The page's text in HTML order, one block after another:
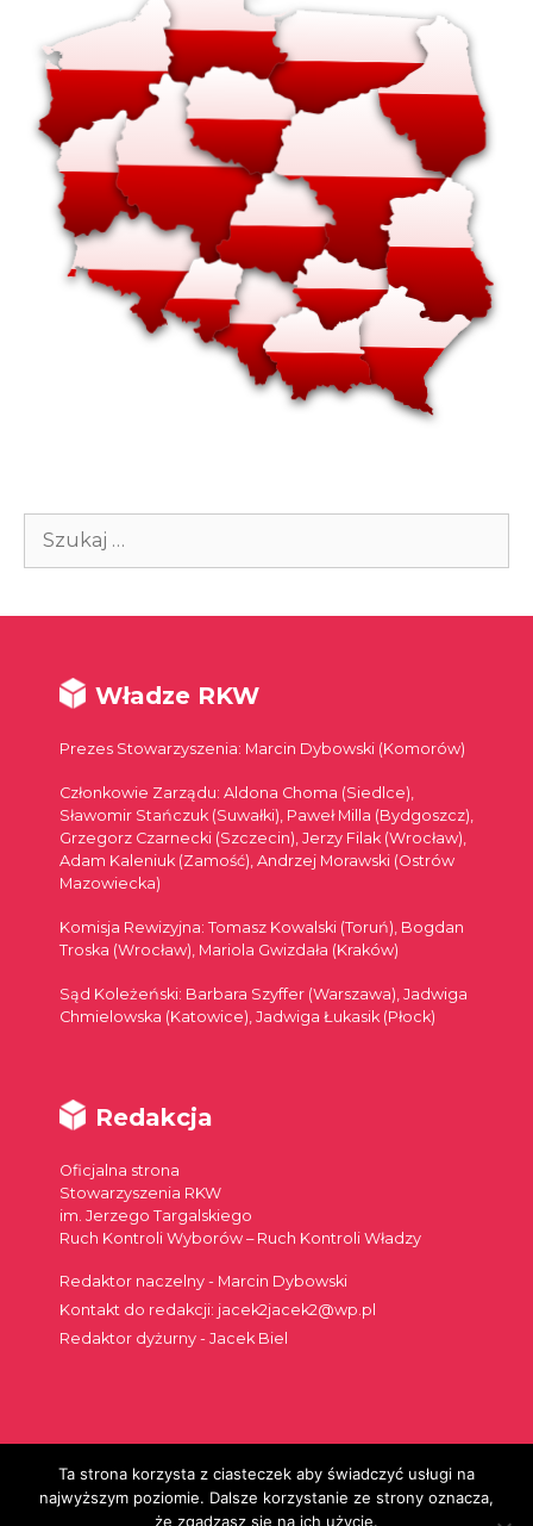
Szukaj:
Władze RKW
Prezes Stowarzyszenia: Marcin Dybowski (Komorów)
Członkowie Zarządu: Aldona Choma (Siedlce),
Sławomir Stańczuk (Suwałki), Paweł Milla (Bydgoszcz),
Grzegorz Czarnecki (Szczecin), Jerzy Filak (Wrocław),
Adam Kaleniuk (Zamość), Andrzej Morawski (Ostrów
Mazowiecka)
Komisja Rewizyjna: Tomasz Kowalski (Toruń), Bogdan
Troska (Wrocław), Mariola Gwizdała (Kraków)
Sąd Koleżeński: Barbara Szyffer (Warszawa), Jadwiga
Chmielowska (Katowice), Jadwiga Łukasik (Płock)
Redakcja
Oficjalna strona
Stowarzyszenia RKW
im. Jerzego Targalskiego
Ruch Kontroli Wyborów – Ruch Kontroli Władzy
Redaktor naczelny - Marcin Dybowski
Kontakt do redakcji: jacek2jacek2@wp.pl
Redaktor dyżurny - Jacek Biel
Szukaj:
Ta strona korzysta z ciasteczek aby świadczyć usługi na
najwyższym poziomie. Dalsze korzystanie ze strony oznacza,
że zgadzasz się na ich użycie.